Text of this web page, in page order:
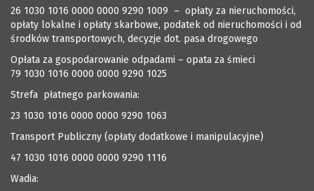
26 1030 1016 0000 0000 9290 1009 – opłaty za nieruchomości,
opłaty lokalne i opłaty skarbowe, podatek od nieruchomości i od
środków transportowych, decyzje dot. pasa drogowego
Opłata za gospodarowanie odpadami – opata za śmieci
79 1030 1016 0000 0000 9290 1025
Strefa płatnego parkowania:
23 1030 1016 0000 0000 9290 1063
Transport Publiczny (opłaty dodatkowe i manipulacyjne)
47 1030 1016 0000 0000 9290 1116
Wadia: